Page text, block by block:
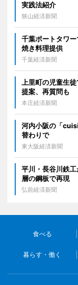
実践法紹介
狭山経済新聞
千葉ポートタワ
焼き料理提供
千葉経済新聞
上里町の児童生
提案、再質問も
本庄経済新聞
河内小阪の「
替わりで
東大阪経済新聞
平川・長谷川鉄
層の鋼板で再現
弘前経済新聞
食べる
暮らす・働く